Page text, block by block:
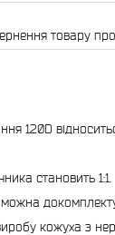
товару
120D
становить 1:1.
кожуха з